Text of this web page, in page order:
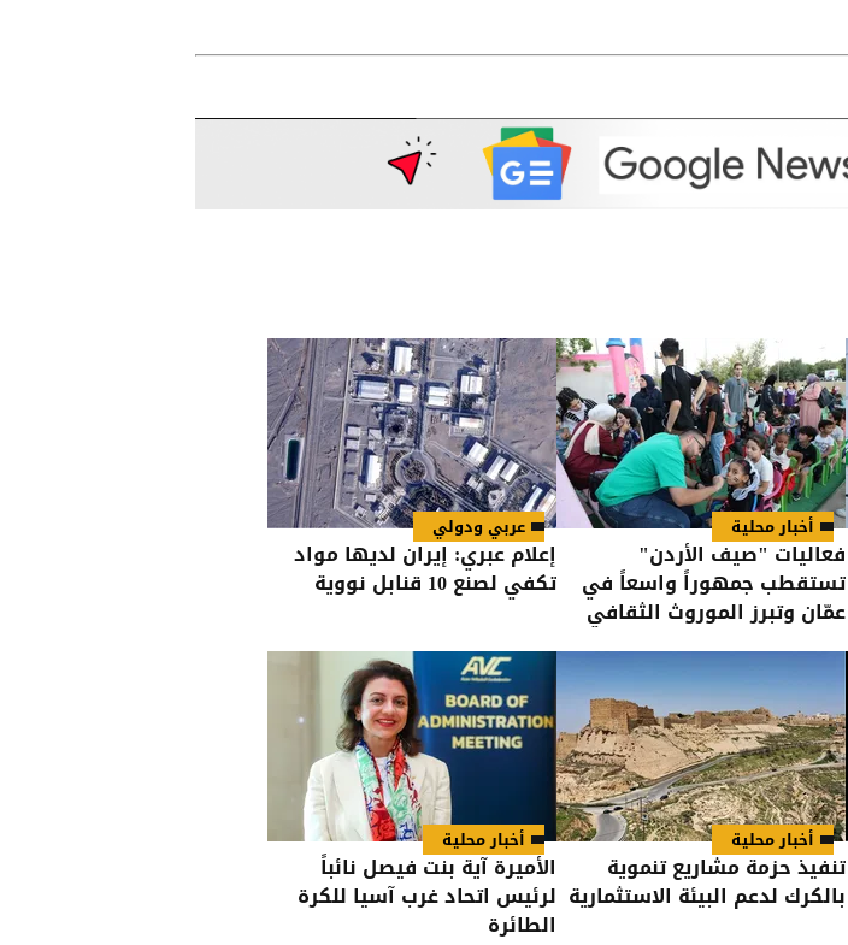
أخبار محلية
فعاليات "صيف الأردن"
تستقطب جمهوراً واسعاً في
عمّان وتبرز الموروث الثقافي
عربي ودولي
إعلام عبري: إيران لديها مواد
تكفي لصنع 10 قنابل نووية
أخبار محلية
تنفيذ حزمة مشاريع تنموية
بالكرك لدعم البيئة الاستثمارية
أخبار محلية
الأميرة آية بنت فيصل نائباً
لرئيس اتحاد غرب آسيا للكرة
الطائرة